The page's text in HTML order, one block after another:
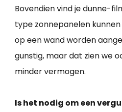
Bovendien vind je dunne-
type zonnepanelen
op een wand worden
gunstig, maar dat zien we
minder vermogen.
Is het nodig om een